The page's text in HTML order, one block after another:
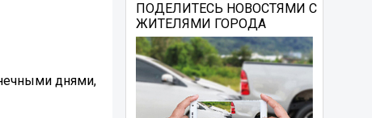
днями,
ПОДЕЛИТЕСЬ НОВОСТЯМИ С
ЖИТЕЛЯМИ ГОРОДА